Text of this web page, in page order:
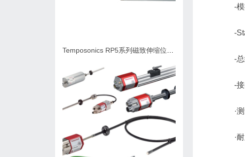
-模
-
-总
-接
·测
·耐